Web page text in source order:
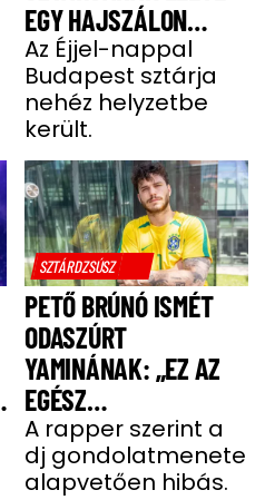
EGY HAJSZÁLON
LÓGOTT – SÖTÉT
IDŐSZAKBÓL
MENEKÜLT MEG A
SZTÁRAPUKA
Az Éjjel-nappal
Budapest sztárja
nehéz helyzetbe
került.
SZTÁRDZSÚSZ
PETŐ BRÚNÓ ISMÉT
ODASZÚRT
YAMINÁNAK: „EZ AZ
EGÉSZ
GONDOLATMENET
ZSÁKUTCA”
A rapper szerint a
dj gondolatmenete
alapvetően hibás.